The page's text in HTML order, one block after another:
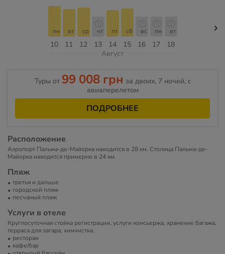
10
пн
11
вт
12
ср
13
чт
14
пт
15
сб
16
вс
17
пн
18
вт
Август
Туры от 99 008 грн за двоих, 7 ночей, c
авиаперелетом
ПОДРОБНЕЕ
Расположение
Аэропорт Пальма-де-Майорка находится в 28 км. Столица Пальма-де-
Майорка находится примерно в 24 км.
Пляж
третья и дальше
городской пляж
песчаный пляж
Услуги в отеле
Круглосуточная стойка регистрации, услуги консьержа, хранение багажа,
терраса для загара, химчистка.
ресторан
кафе/бар